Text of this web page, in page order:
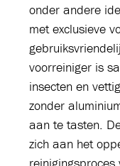
onder andere
met exclusieve
voorreiniger is
insecten en
zonder
aan te tasten.
zich aan het